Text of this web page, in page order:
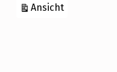
Ansichtausdrucken